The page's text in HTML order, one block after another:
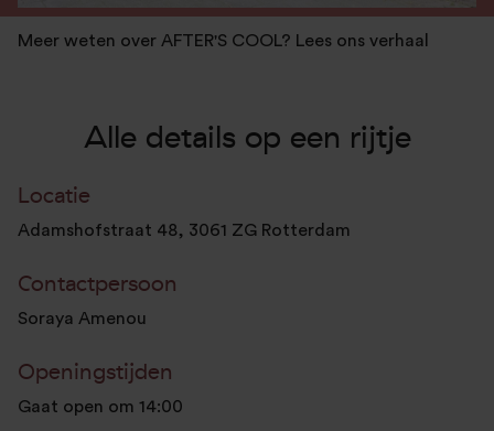
Meer weten over AFTER'S COOL? Lees ons verhaal
Alle details op een rijtje
Locatie
Adamshofstraat 48, 3061 ZG Rotterdam
Contactpersoon
Soraya Amenou
Openingstijden
Gaat open om 14:00